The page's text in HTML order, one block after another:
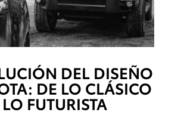
DEL DISEÑO
DE LO CLÁSICO
FUTURISTA